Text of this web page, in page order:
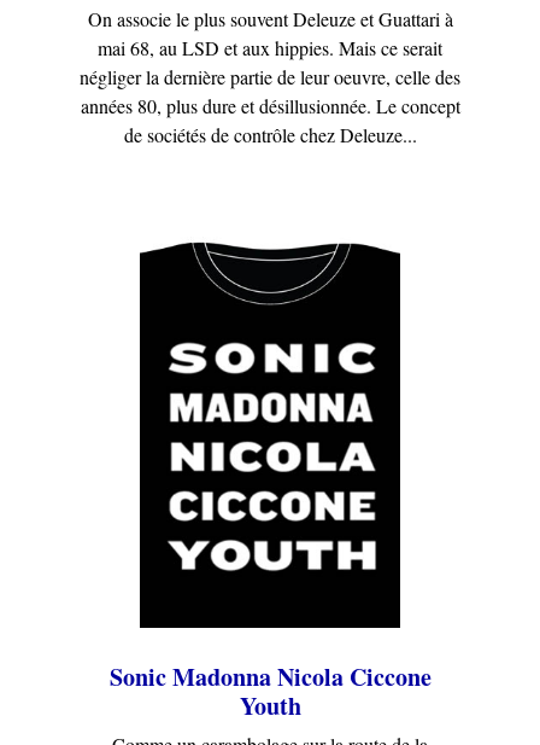
On associe le plus souvent Deleuze et Guattari à
mai 68, au LSD et aux hippies. Mais ce serait
négliger la dernière partie de leur oeuvre, celle des
années 80, plus dure et désillusionnée. Le concept
de sociétés de contrôle chez Deleuze...
Sonic Madonna Nicola Ciccone
Youth